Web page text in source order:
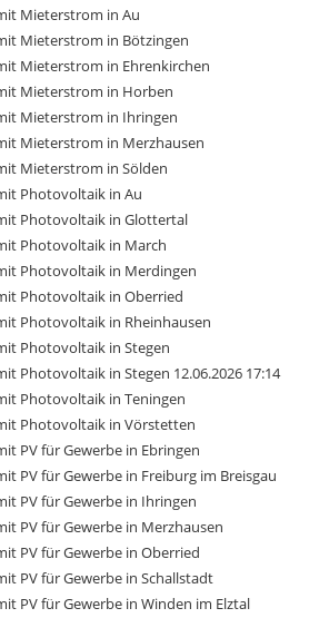
Mieterstrom in Au
Mieterstrom in Bötzingen
Mieterstrom in Ehrenkirchen
Mieterstrom in Horben
Mieterstrom in Ihringen
Mieterstrom in Merzhausen
Mieterstrom in Sölden
Photovoltaik in Au
Photovoltaik in Glottertal
Photovoltaik in March
Photovoltaik in Merdingen
Photovoltaik in Oberried
Photovoltaik in Rheinhausen
Photovoltaik in Stegen
Photovoltaik in Stegen 12.06.2026 17:14
Photovoltaik in Teningen
Photovoltaik in Vörstetten
PV für Gewerbe in Ebringen
PV für Gewerbe in Freiburg im Breisgau
PV für Gewerbe in Ihringen
PV für Gewerbe in Merzhausen
PV für Gewerbe in Oberried
PV für Gewerbe in Schallstadt
PV für Gewerbe in Winden im Elztal